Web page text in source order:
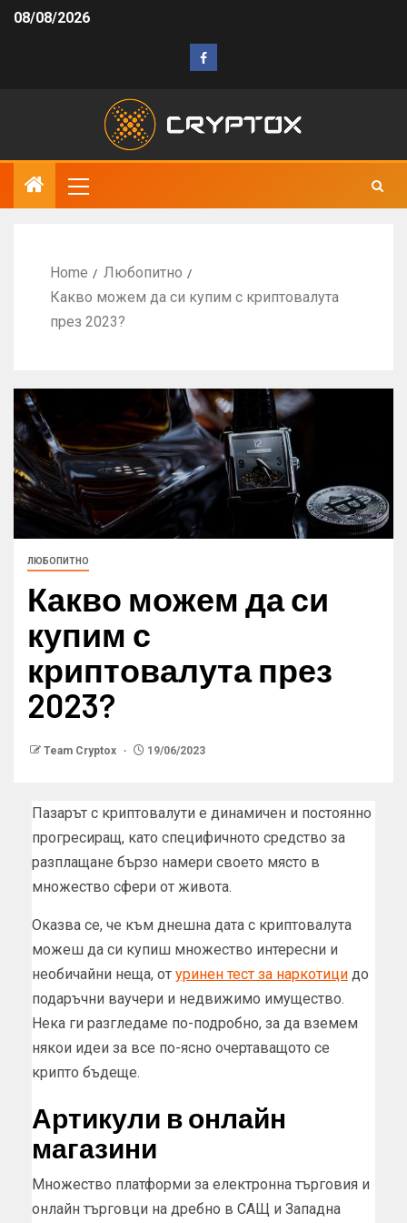
08/08/2026
Home
Любопитно
Какво можем да си купим с криптовалута
през 2023?
ЛЮБОПИТНО
Какво можем да си
купим с
криптовалута през
2023?
Team Cryptox 19/06/2023
Пазарът с криптовалути е динамичен и постоянно
прогресиращ, като специфичното средство за
разплащане бързо намери своето място в
множество сфери от живота.
Оказва се, че към днешна дата с криптовалута
можеш да си купиш множество интересни и
необичайни неща, от уринен тест за наркотици до
подаръчни ваучери и недвижимо имущество.
Нека ги разгледаме по-подробно, за да вземем
някои идеи за все по-ясно очертаващото се
крипто бъдеще.
Артикули в онлайн
магазини
Множество платформи за електронна търговия и
онлайн търговци на дребно в САЩ и Западна